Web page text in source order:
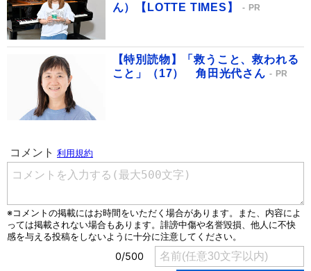
ん）【LOTTE TIMES】
PR
【特別読物】「救うこと、救われる
こと」（17） 角田光代さん
PR